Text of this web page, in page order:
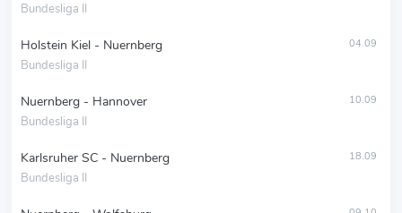
Bundesliga II
Holstein Kiel - Nuernberg
Bundesliga II
04.09
Nuernberg - Hannover
Bundesliga II
10.09
Karlsruher SC - Nuernberg
Bundesliga II
18.09